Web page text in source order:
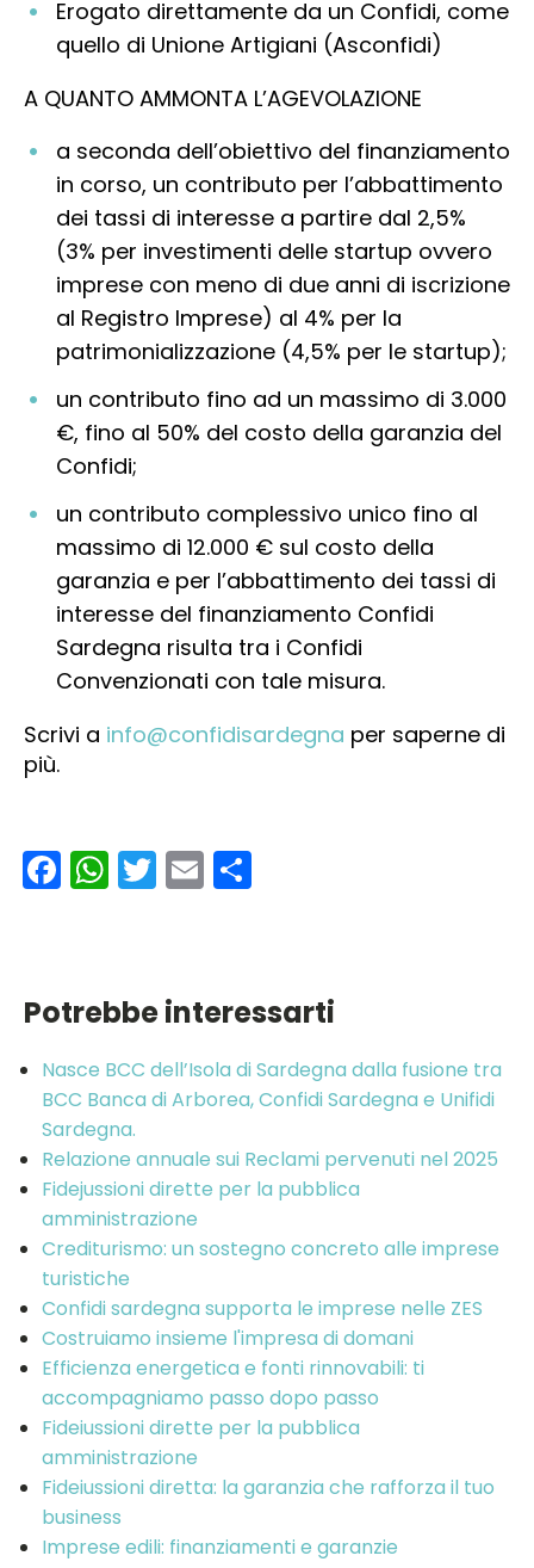
Erogato direttamente da un Confidi, come
quello di Unione Artigiani (Asconfidi)
A QUANTO AMMONTA L’AGEVOLAZIONE
a seconda dell’obiettivo del finanziamento
in corso, un contributo per l’abbattimento
dei tassi di interesse a partire dal 2,5%
(3% per investimenti delle startup ovvero
imprese con meno di due anni di iscrizione
al Registro Imprese) al 4% per la
patrimonializzazione (4,5% per le startup);
un contributo fino ad un massimo di 3.000
€, fino al 50% del costo della garanzia del
Confidi;
un contributo complessivo unico fino al
massimo di 12.000 € sul costo della
garanzia e per l’abbattimento dei tassi di
interesse del finanziamento Confidi
Sardegna risulta tra i Confidi
Convenzionati con tale misura.
Scrivi a info@confidisardegna per saperne di
più.
Facebook
WhatsApp
Twitter
Email
Potrebbe interessarti
Nasce BCC dell’Isola di Sardegna dalla fusione tra
BCC Banca di Arborea, Confidi Sardegna e Unifidi
Sardegna.
Relazione annuale sui Reclami pervenuti nel 2025
Fidejussioni dirette per la pubblica
amministrazione
Crediturismo: un sostegno concreto alle imprese
turistiche
Confidi sardegna supporta le imprese nelle ZES
Costruiamo insieme l'impresa di domani
Efficienza energetica e fonti rinnovabili: ti
accompagniamo passo dopo passo
Fideiussioni dirette per la pubblica
amministrazione
Fideiussioni diretta: la garanzia che rafforza il tuo
business
Imprese edili: finanziamenti e garanzie